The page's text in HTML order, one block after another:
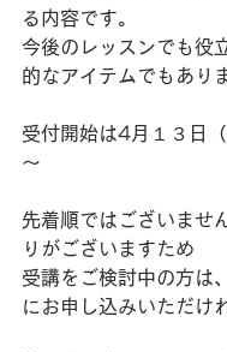
る内容です。
今後のレッスンでも役
的なアイテムでもあり
受付開始は4月１３日
～
先着順ではございませ
りがございますため
受講をご検討中の方は
にお申し込みいただけ